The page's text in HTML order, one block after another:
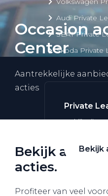
Audi Private
SEAT Private
Škoda Private
Private
Bekijk alle
Bekijk
Occasion
Center
Aantrekkelijke
acties
Bekijk al
acties.
Profiteer van veel